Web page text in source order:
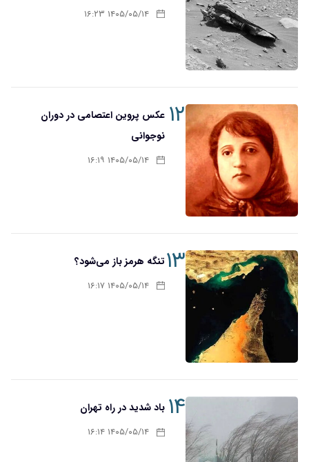
۱۴۰۵/۰۵/۱۴ ۱۶:۲۳
۱۲ عکس پروین اعتصامی در دوران
نوجوانی
۱۴۰۵/۰۵/۱۴ ۱۶:۱۹
۱۳تنگه هرمز باز می‌شود؟
۱۴۰۵/۰۵/۱۴ ۱۶:۱۷
۱۴ باد شدید در راه تهران
۱۴۰۵/۰۵/۱۴ ۱۶:۱۴